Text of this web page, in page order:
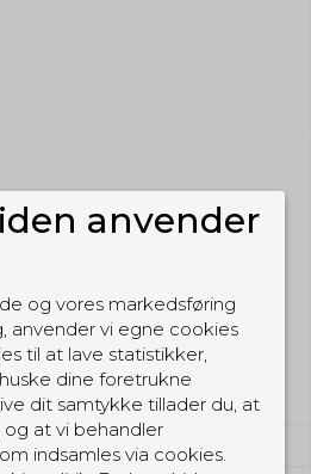
Vis produkt
anvender
og vores markedsføring
anvender vi egne cookies
til at lave statistikker,
dine foretrukne
dit samtykke tillader du, at
at vi behandler
indsamles via cookies.